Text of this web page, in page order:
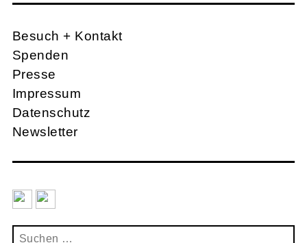
Besuch + Kontakt
Spenden
Presse
Impressum
Datenschutz
Newsletter
Suchen